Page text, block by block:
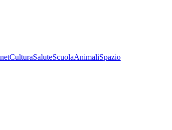
CulturaSaluteScuolaAnimaliSpazio